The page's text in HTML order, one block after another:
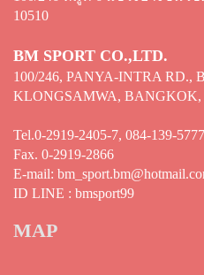
10510
BM SPORT CO.,LTD.
100/246, PANYA-INTRA RD.,
KLONGSAMWA,
Tel.0-2919-2405-7, 084-139-5777
Fax. 0-2919-2866
E-mail:
ID LINE : bmsport99
MAP